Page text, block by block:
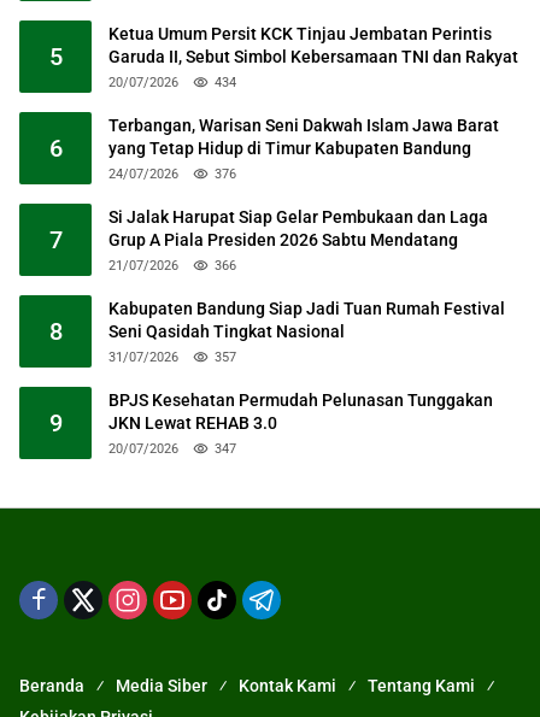
5
Ketua Umum Persit KCK Tinjau Jembatan Perintis
Garuda II, Sebut Simbol Kebersamaan TNI dan Rakyat
20/07/2026 434
6
Terbangan, Warisan Seni Dakwah Islam Jawa Barat
yang Tetap Hidup di Timur Kabupaten Bandung
24/07/2026 376
7
Si Jalak Harupat Siap Gelar Pembukaan dan Laga
Grup A Piala Presiden 2026 Sabtu Mendatang
21/07/2026 366
8
Kabupaten Bandung Siap Jadi Tuan Rumah Festival
Seni Qasidah Tingkat Nasional
31/07/2026 357
9
BPJS Kesehatan Permudah Pelunasan Tunggakan
JKN Lewat REHAB 3.0
20/07/2026 347
Beranda Media Siber Kontak Kami
Tentang Kami